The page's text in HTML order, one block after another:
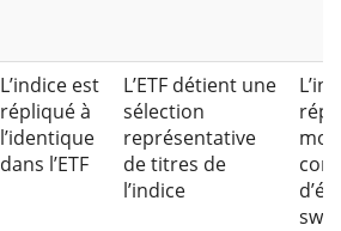
L’indice est
répliqué à
l’identique
dans l’ETF
L’ETF détient une
sélection
représentative
de titres de
l’indice